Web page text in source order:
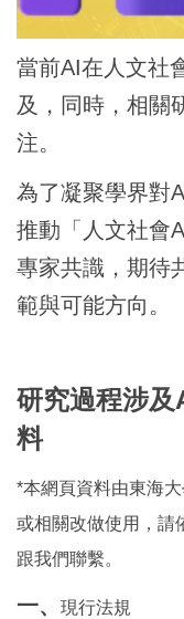
當前AI在人文社
及，同時，相關
注。
為了凝聚學界對
推動「人文社會
專家共識，期待
範與可能方向。
研究過程涉
料
*本網頁資料由東海
或相關改做使用，請
跟我們聯繫。
一、 現行法規